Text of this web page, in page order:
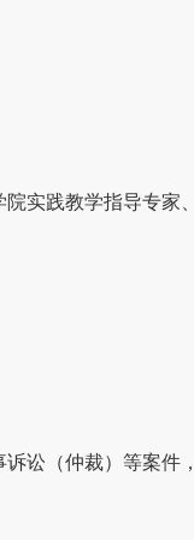
实践教学指导专家
讼（仲裁）等案件